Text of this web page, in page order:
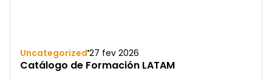
Uncategorized 27 fev 2026
Catálogo de Formación LATAM